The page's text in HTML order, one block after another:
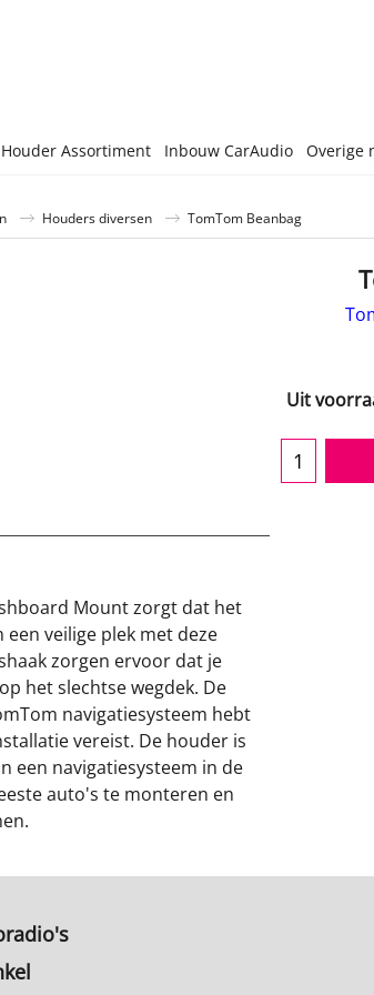
Assortiment Inbouw CarAudio Overige
Houders diversen TomTom Beanbag
Uit
Mount zorgt dat het
veilige plek met deze
zorgen ervoor dat je
het slechtse wegdek. De
navigatiesysteem hebt
vereist. De houder is
een navigatiesysteem in de
auto's te monteren en